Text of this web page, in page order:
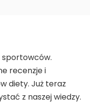
sportowców.
recenzje i
diety. Już teraz
z naszej wiedzy.